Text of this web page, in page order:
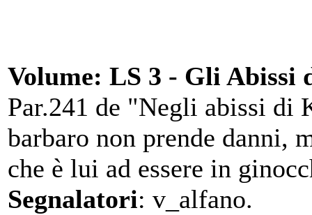
Volume: LS 3 - Gli Abissi
Par.241 de "Negli abissi
barbaro non prende danni,
che è lui ad essere in
Segnalatori: v_alfano.